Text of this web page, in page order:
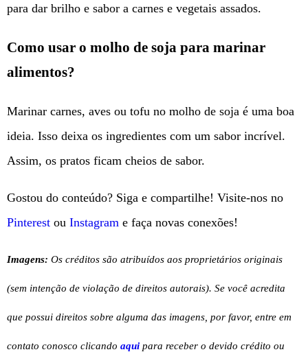
para dar brilho e sabor a carnes e vegetais assados.
Como usar o molho de soja para marinar
alimentos?
Marinar carnes, aves ou tofu no molho de soja é uma boa
ideia. Isso deixa os ingredientes com um sabor incrível.
Assim, os pratos ficam cheios de sabor.
Gostou do conteúdo? Siga e compartilhe! Visite-nos no
Pinterest ou Instagram e faça novas conexões!
Imagens: Os créditos são atribuídos aos proprietários originais
(sem intenção de violação de direitos autorais). Se você acredita
que possui direitos sobre alguma das imagens, por favor, entre em
contato conosco clicando aqui para receber o devido crédito ou